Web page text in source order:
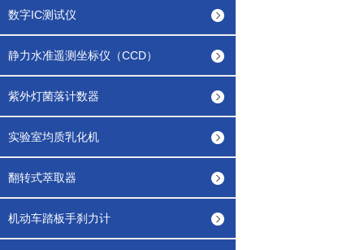
数字IC测试仪
静力水准遥测坐标仪（CCD）
紫外灯菌落计数器
实验室均质乳化机
翻转式萃取器
机动车踏板手刹力计